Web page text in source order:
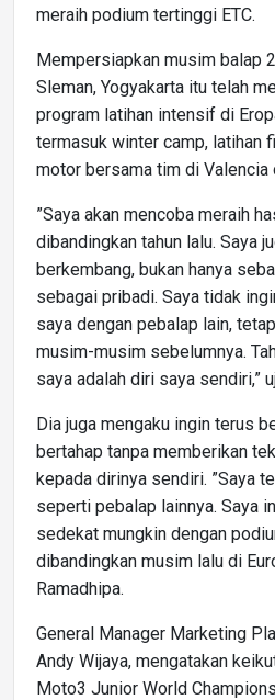
meraih podium tertinggi ETC.
Mempersiapkan musim balap
Sleman, Yogyakarta itu telah
program latihan intensif di
termasuk winter camp, latihan
motor bersama tim di Valencia
”Saya akan mencoba meraih
dibandingkan tahun lalu. Saya
berkembang, bukan hanya
sebagai pribadi. Saya tidak
saya dengan pebalap lain,
musim-musim sebelumnya.
saya adalah diri saya sendiri,”
Dia juga mengaku ingin terus
bertahap tanpa memberikan
kepada dirinya sendiri. ”Saya
seperti pebalap lainnya. Saya
sedekat mungkin dengan
dibandingkan musim lalu di
Ramadhipa.
General Manager Marketing
Andy Wijaya, mengatakan
Moto3 Junior World